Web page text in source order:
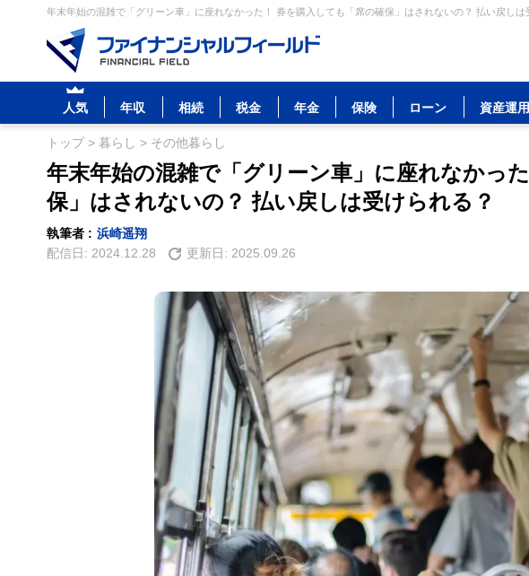
年末年始の混雑で「グリーン車」に座れなかった！ 券を購入しても「席の確保」はされないの？ 払い戻し
人気 年収 相続 税金 年金 保険 ローン 資産運用
トップ> 暮らし > その他暮らし
年末年始の混雑で「グリーン車」に座れなかっ
保」はされないの？ 払い戻しは受けられる？
執筆者 : 浜崎遥翔
配信日: 2024.12.28 更新日: 2025.09.26